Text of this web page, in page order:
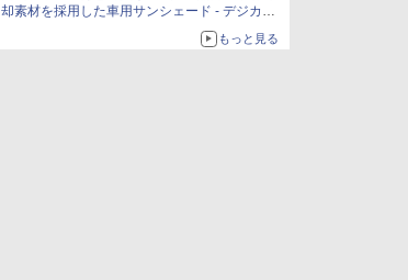
却素材を採用した車用サンシェード - デジカメ
もっと見る